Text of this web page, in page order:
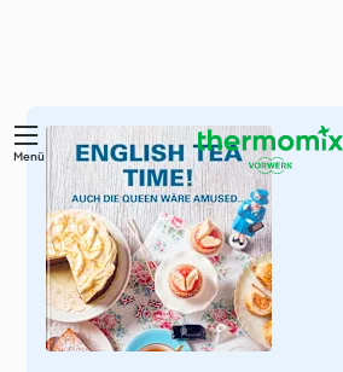
Zum
Hauptinhalt
springen
Menü